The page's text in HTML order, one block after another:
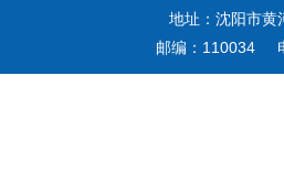
地址：沈阳市黄
邮编：110034